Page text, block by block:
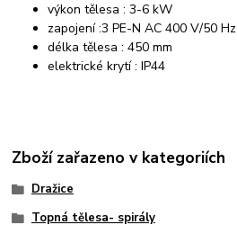
výkon tělesa : 3-6 kW
zapojení :3 PE-N AC 400 V/50 Hz
délka tělesa : 450 mm
elektrické krytí : IP44
Zboží zařazeno v kategoriích
Dražice
Topná tělesa- spirály